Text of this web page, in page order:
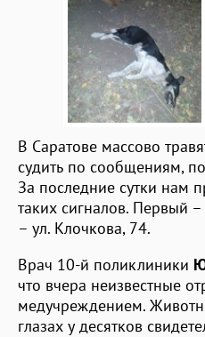
В Саратове массово
судить по сообщениям,
За последние сутки нам
таких сигналов. Первый
– ул. Клочкова, 74.
Врач 10-й поликлиники
что вчера неизвестные
медучреждением.
глазах у десятков